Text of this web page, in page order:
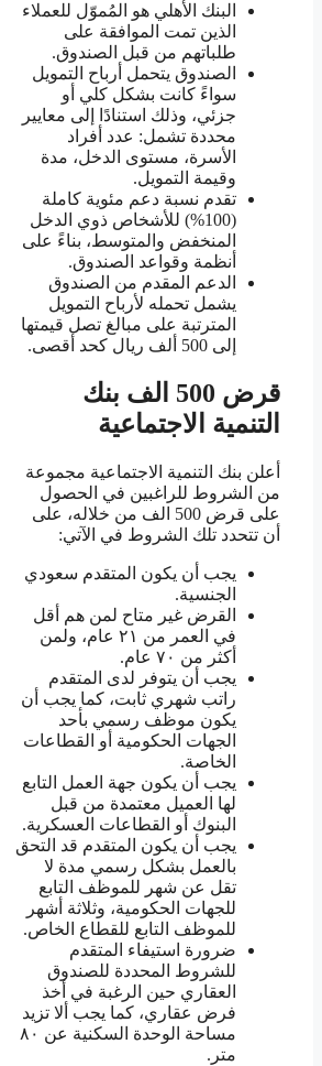
البنك الأهلي هو المُموّل للعملاء
الذين تمت الموافقة على
طلباتهم من قبل الصندوق.
الصندوق يتحمل أرباح التمويل
سواءً كانت بشكل كلي أو
جزئي، وذلك استنادًا إلى معايير
محددة تشمل: عدد أفراد
الأسرة، مستوى الدخل، مدة
وقيمة التمويل.
تقدم نسبة دعم مئوية كاملة
(100%) للأشخاص ذوي الدخل
المنخفض والمتوسط، بناءً على
أنظمة وقواعد الصندوق.
الدعم المقدم من الصندوق
يشمل تحمله لأرباح التمويل
المترتبة على مبالغ تصل قيمتها
إلى 500 ألف ريال كحد أقصى.
قرض 500 الف بنك
التنمية الاجتماعية
أعلن بنك التنمية الاجتماعية مجموعة
من الشروط للراغبين في الحصول
على قرض 500 الف من خلاله، على
أن تتحدد تلك الشروط في الآتي:
يجب أن يكون المتقدم سعودي
الجنسية.
القرض غير متاح لمن هم أقل
في العمر من ٢١ عام، ولمن
أكثر من ٧٠ عام.
يجب أن يتوفر لدى المتقدم
راتب شهري ثابت، كما يجب أن
يكون موظف رسمي بأحد
الجهات الحكومية أو القطاعات
الخاصة.
يجب أن يكون جهة العمل التابع
لها العميل معتمدة من قبل
البنوك أو القطاعات العسكرية.
يجب أن يكون المتقدم قد التحق
بالعمل بشكل رسمي مدة لا
تقل عن شهر للموظف التابع
للجهات الحكومية، وثلاثة أشهر
للموظف التابع للقطاع الخاص.
ضرورة استيفاء المتقدم
للشروط المحددة للصندوق
العقاري حين الرغبة في أخذ
فرض عقاري، كما يجب ألا تزيد
مساحة الوحدة السكنية عن ٨٠
متر.